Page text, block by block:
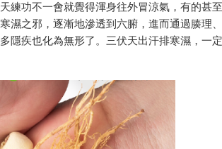
練功不一會就覺得渾身往外冒涼氣，有的甚至
濕之邪，逐漸地滲透到六腑，進而通過腠理、
隱疾也化為無形了。三伏天出汗排寒濕，一定